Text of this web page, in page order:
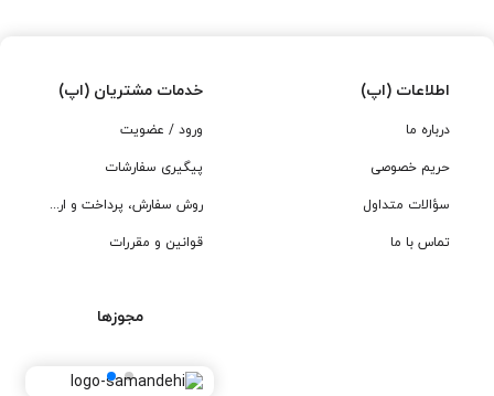
اطلاعات (اپ)
درباره ما
حریم خصوصی
سؤالات متداول
تماس با ما
خدمات مشتریان (اپ)
ورود / عضویت
پیگیری سفارشات
روش سفارش، پرداخت و ارسال
قوانین و مقررات
مجوزها